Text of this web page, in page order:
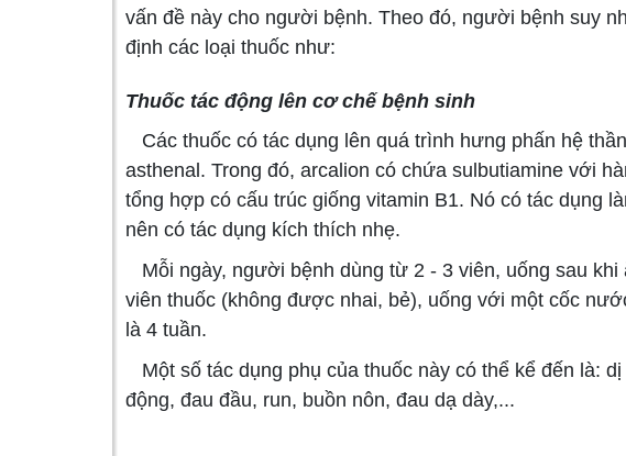
vấn đề này cho người bệnh. Theo đó, người bệnh suy
định các loại thuốc như:
Thuốc tác động lên cơ chế bệnh sinh
Các thuốc có tác dụng lên quá trình hưng phấn hệ
asthenal. Trong đó, arcalion có chứa sulbutiamine với
tổng hợp có cấu trúc giống vitamin B1. Nó có tác dụng
nên có tác dụng kích thích nhẹ.
Mỗi ngày, người bệnh dùng từ 2 - 3 viên, uống sau
viên thuốc (không được nhai, bẻ), uống với một cốc
là 4 tuần.
Một số tác dụng phụ của thuốc này có thể kể đến là:
động, đau đầu, run, buồn nôn, đau dạ dày,...